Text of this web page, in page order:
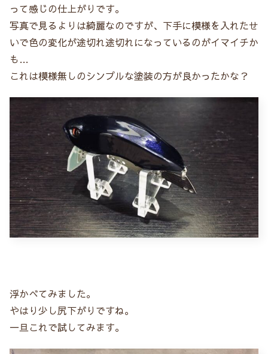
って感じの仕上がりです。
写真で見るよりは綺麗なのですが、下手に模様を入れたせ
いで色の変化が途切れ途切れになっているのがイマイチか
も…
これは模様無しのシンプルな塗装の方が良かったかな？
浮かべてみました。
やはり少し尻下がりですね。
一旦これで試してみます。